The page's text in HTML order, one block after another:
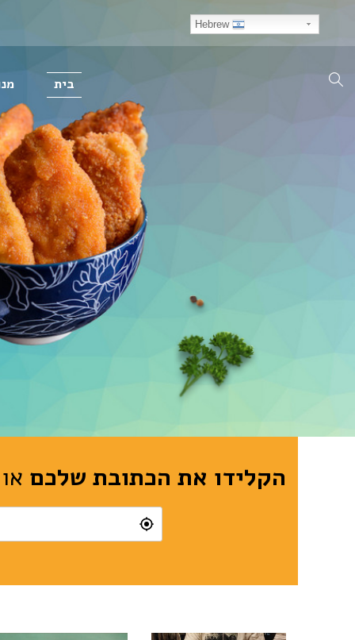
Hebrew
בית
הקלידו את הכתובת שלכם